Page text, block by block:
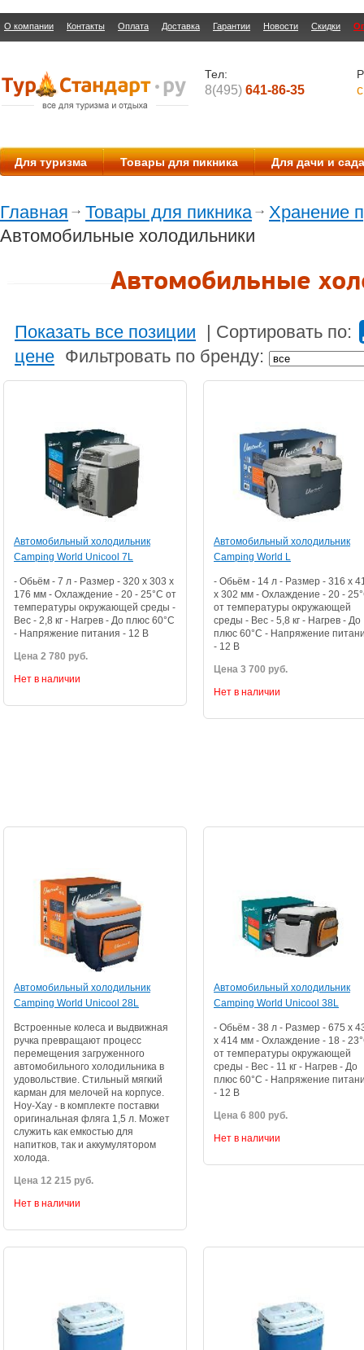
О компании Контакты Оплата Доставка Гарантии Новости Скидки
Тел:
8(495) 641-86-35
Для туризма Товары для пикника Для дачи и сада
Главная Товары для пикника
Хранение
Автомобильные холодильники
Автомобильные
Показать все позиции | Сортировать по:
цене Фильтровать по бренду:
Автомобильный холодильник
Camping World Unicool 7L
- Обьём - 7 л - Размер - 320 x 303 x
176 мм - Охлаждение - 20 - 25°C от
температуры окружающей среды -
Вес - 2,8 кг - Нагрев - До плюс 60°C
- Напряжение питания - 12 В
Цена 2 780 руб.
Нет в наличии
Автомобильный холодильник
Camping World L
- Обьём - 14 л - Размер - 316 x
x 302 мм - Охлаждение - 20 -
от температуры окружающей
среды - Вес - 5,8 кг - Нагрев - До
плюс 60°C - Напряжение
- 12 В
Цена 3 700 руб.
Нет в наличии
Автомобильный холодильник
Camping World Unicool 28L
Встроенные колеса и выдвижная
ручка превращают процесс
перемещения загруженного
автомобильного холодильника в
удовольствие. Стильный мягкий
карман для мелочей на корпусе.
Ноу-Хау - в комплекте поставки
оригинальная фляга 1,5 л. Может
служить как емкостью для
напитков, так и аккумулятором
холода.
Цена 12 215 руб.
Нет в наличии
Автомобильный холодильник
Camping World Unicool 38L
- Обьём - 38 л - Размер - 675 x
x 414 мм - Охлаждение - 18 -
от температуры окружающей
среды - Вес - 11 кг - Нагрев - До
плюс 60°C - Напряжение
- 12 В
Цена 6 800 руб.
Нет в наличии